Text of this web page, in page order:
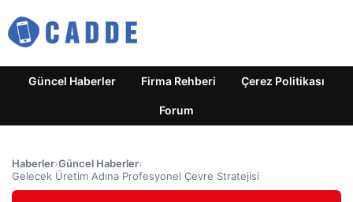
Güncel Haberler Firma Rehberi Çerez Politikası
Forum
Haberler›Güncel Haberler›
Gelecek Üretim Adına Profesyonel Çevre Stratejisi